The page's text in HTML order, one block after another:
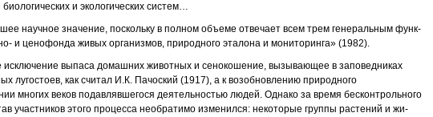
и экологических систем…
научное значение, поскольку в полном объеме отвечает всем трем генеральным функ­
и ценофонда живых организмов, природного эталона и мониторинга» (1982).
выпаса домашних животных и сенокошение, вызывающее в заповедни­ках
лугостоев, как считал И.К. Пачоский (1917), а к возобновлению природного
многих веков подавляв­шегося деятельностью людей. Однако за время бесконтрольного
участников этого про­цесса необратимо изменился: некоторые группы растений и жи­